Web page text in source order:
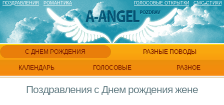
ПОЗДРАВЛЕНИЯ РОМАНТИКА ГОЛОСОВЫЕ ОТКРЫТКИ СМС СТИХИ
С ДНЕМ РОЖДЕНИЯ РАЗНЫЕ ПОВОДЫ
ГОЛОСОВЫЕ
КАЛЕНДАРЬ РАЗНОЕ
Поздравления с Днем рождения жене